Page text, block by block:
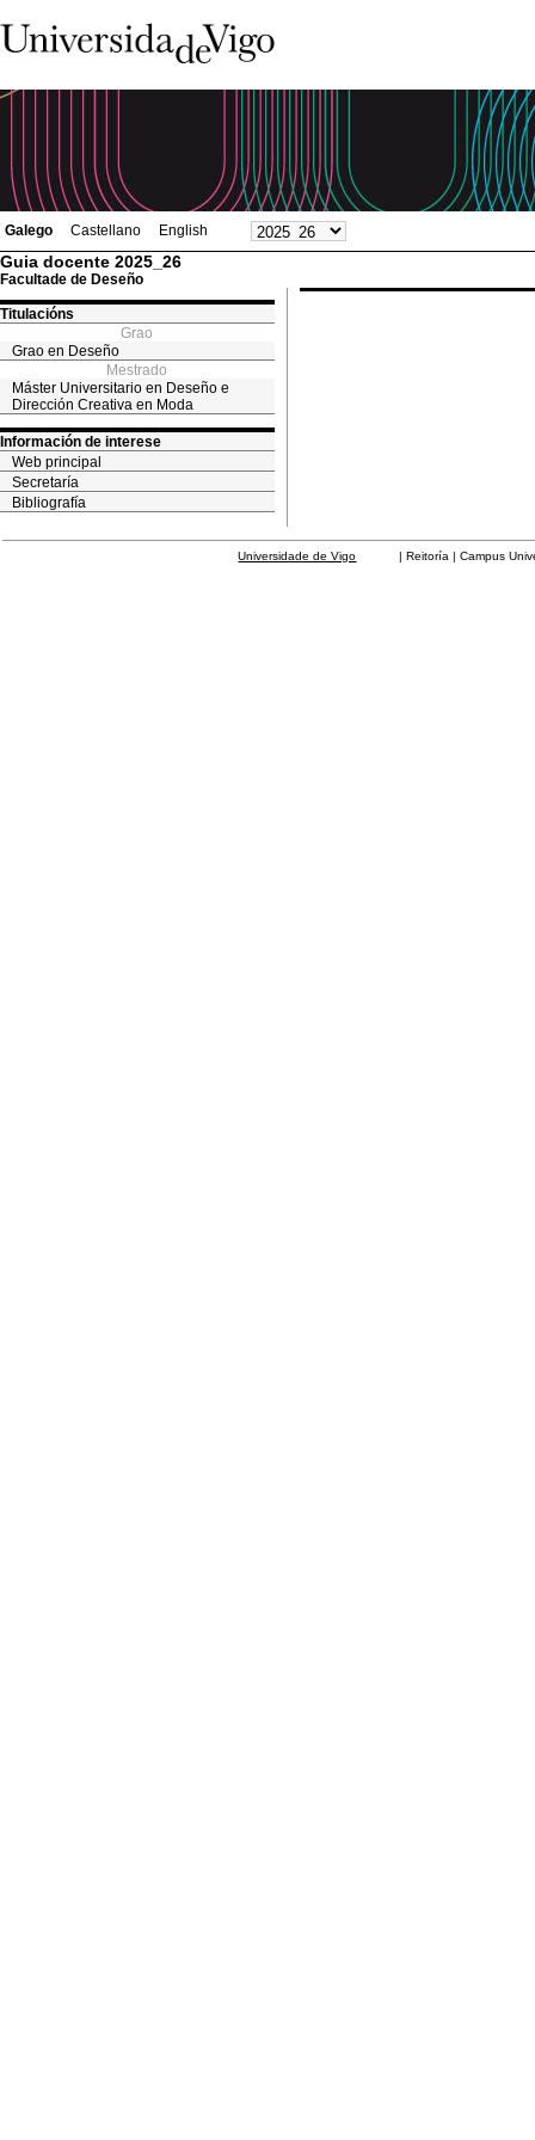
Galego Castellano English
Guia docente 2025_26
Facultade de Deseño
Titulacións
Grao
Grao en Deseño
Mestrado
Máster Universitario en Deseño e
Dirección Creativa en Moda
Información de interese
Web principal
Secretaría
Bibliografía
Universidade de Vigo | Reitoría | Campus